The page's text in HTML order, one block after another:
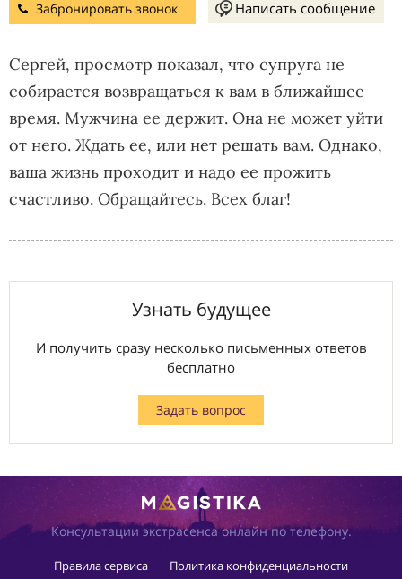
Забронировать звонок Написать сообщение
Сергей, просмотр показал, что супруга не
собирается возвращаться к вам в ближайшее
время. Мужчина ее держит. Она не может уйти
от него. Ждать ее, или нет решать вам. Однако,
ваша жизнь проходит и надо ее прожить
счастливо. Обращайтесь. Всех благ!
Узнать будущее
И получить сразу несколько письменных ответов
бесплатно
Задать вопрос
Консультации экстрасенса онлайн по телефону.
Правила сервиса Политика конфиденциальности